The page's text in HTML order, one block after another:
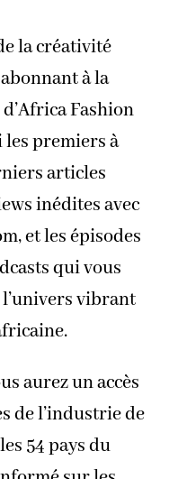
la créativité
à la
Fashion
les premiers à
articles
inédites avec
et les épisodes
qui vous
vibrant
aurez un accès
de l’industrie de
54 pays du